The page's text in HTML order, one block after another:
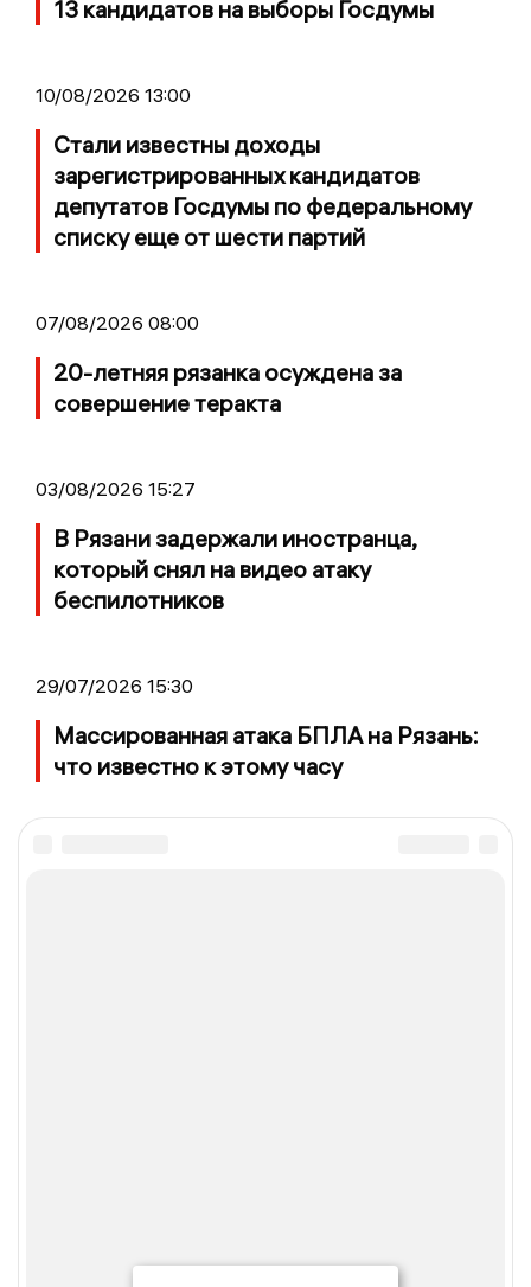
13 кандидатов на выборы Госдумы
10/08/2026 13:00
Стали известны доходы
зарегистрированных кандидатов
депутатов Госдумы по федеральному
списку еще от шести партий
07/08/2026 08:00
20-летняя рязанка осуждена за
совершение теракта
03/08/2026 15:27
В Рязани задержали иностранца,
который снял на видео атаку
беспилотников
29/07/2026 15:30
Массированная атака БПЛА на Рязань:
что известно к этому часу